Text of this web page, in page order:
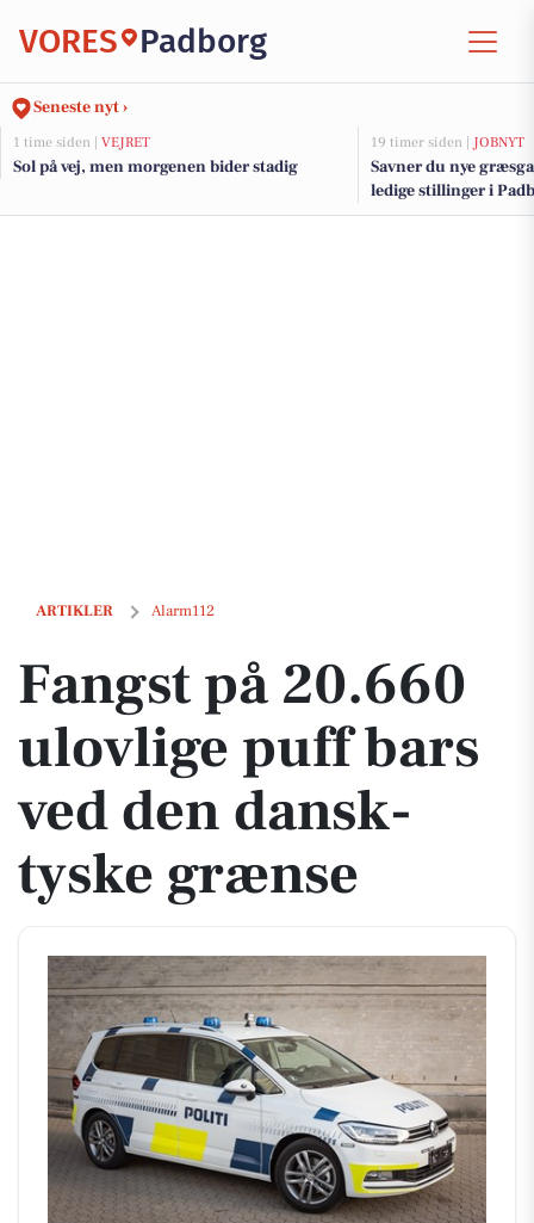
VORES Padborg
Seneste nyt ›
1 time siden | VEJRET
Sol på vej, men morgenen bider stadig
19 timer siden | JOBNYT
Savner du nye
ledige stillinger i
ARTIKLER Alarm112
Fangst på 20.660 ulovlige puff bars ved den dansk-tyske grænse
Fangst på 20.660
ulovlige puff bars
ved den dansk-
tyske grænse